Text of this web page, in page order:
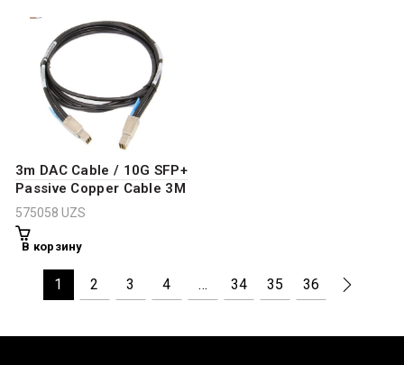
3m DAC Cable / 10G SFP+
Passive Copper Cable 3M
575058 UZS
В корзину
1 2 3 4 … 34 35 36